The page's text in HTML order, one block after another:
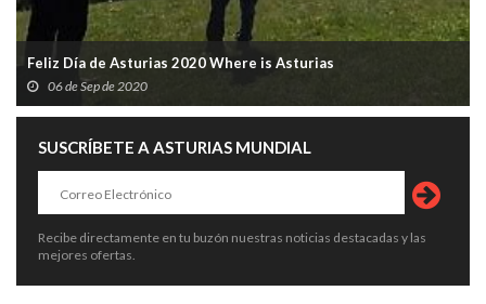
Feliz Día de Asturias 2020 Where is Asturias
06 de Sep de 2020
SUSCRÍBETE A ASTURIAS MUNDIAL
Recibe directamente en tu buzón nuestras noticias destacadas y las
mejores ofertas.